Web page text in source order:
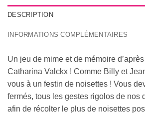
DESCRIPTION
INFORMATIONS COMPLÉMENTAIRES
Un jeu de mime et de mémoire
Catharina Valckx ! Comme Billy et
vous à un festin de noisettes ! Vous
fermés, tous les gestes rigolos de nos
afin de récolter le plus de noisettes